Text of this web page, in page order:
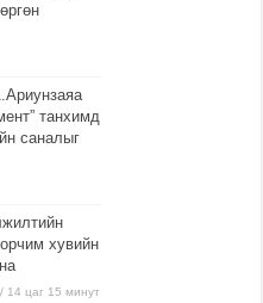
танхимд
саналыг
хувийн
14 цаг 15 минут